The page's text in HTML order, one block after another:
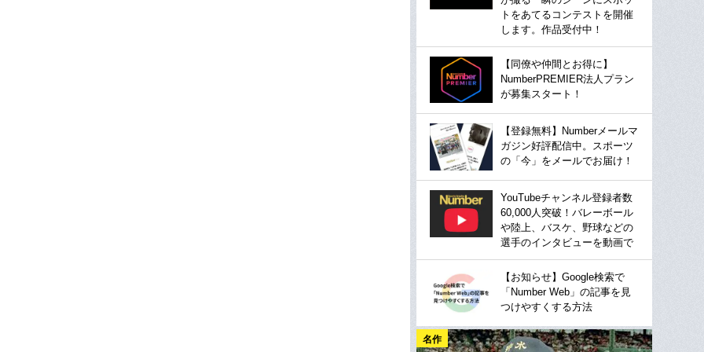
トをあてるコンテストを開催
します。作品受付中！
【同僚や仲間とお得に】
NumberPREMIER法人プラン
が募集スタート！
【登録無料】Numberメールマ
ガジン好評配信中。スポーツ
の「今」をメールでお届け！
YouTubeチャンネル登録者数
60,000人突破！バレーボール
や陸上、バスケ、野球などの
選手のインタビューを動画で
【お知らせ】Google検索で
「Number Web」の記事を見
つけやすくする方法
名作